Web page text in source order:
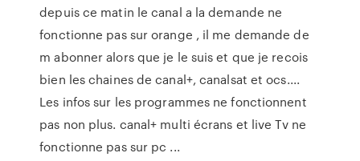
depuis ce matin le canal a la demande ne
fonctionne pas sur orange , il me demande de
m abonner alors que je le suis et que je recois
bien les chaines de canal+, canalsat et ocs....
Les infos sur les programmes ne fonctionnent
pas non plus. canal+ multi écrans et live Tv ne
fonctionne pas sur pc ...